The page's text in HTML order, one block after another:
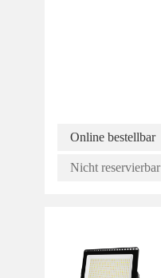
Online bestellbar
Nicht reservierbar